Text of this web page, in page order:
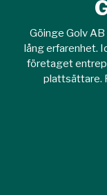
Göinge Golv
lång erfarenhet.
företaget
plattsättare.